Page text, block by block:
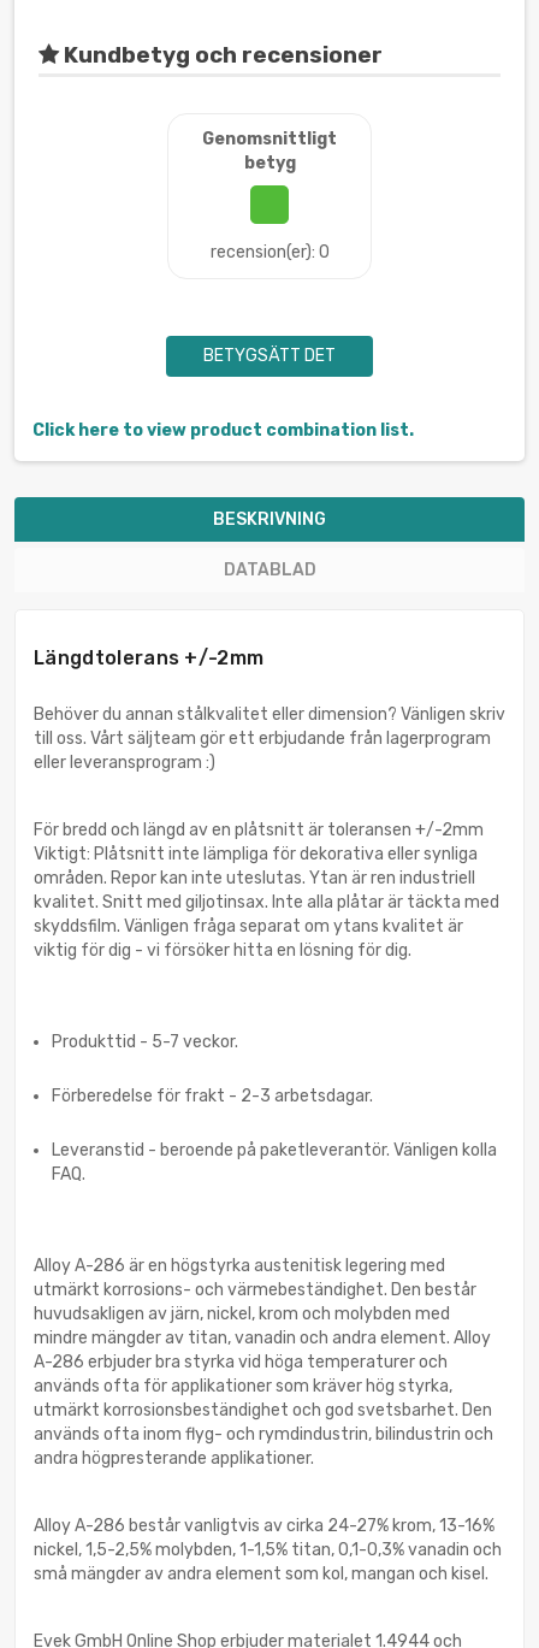
Kundbetyg och recensioner
Genomsnittligt
betyg
recension(er): 0
BETYGSÄTT DET
Click here to view product combination list.
BESKRIVNING
DATABLAD
Längdtolerans +/-2mm
Behöver du annan stålkvalitet eller dimension? Vänligen skriv
till oss. Vårt säljteam gör ett erbjudande från lagerprogram
eller leveransprogram :)
För bredd och längd av en plåtsnitt är toleransen +/-2mm
Viktigt: Plåtsnitt inte lämpliga för dekorativa eller synliga
områden. Repor kan inte uteslutas. Ytan är ren industriell
kvalitet. Snitt med giljotinsax. Inte alla plåtar är täckta med
skyddsfilm. Vänligen fråga separat om ytans kvalitet är
viktig för dig - vi försöker hitta en lösning för dig.
Produkttid - 5-7 veckor.
Förberedelse för frakt - 2-3 arbetsdagar.
Leveranstid - beroende på paketleverantör. Vänligen kolla
FAQ.
Alloy A-286 är en högstyrka austenitisk legering med
utmärkt korrosions- och värmebeständighet. Den består
huvudsakligen av järn, nickel, krom och molybden med
mindre mängder av titan, vanadin och andra element. Alloy
A-286 erbjuder bra styrka vid höga temperaturer och
används ofta för applikationer som kräver hög styrka,
utmärkt korrosionsbeständighet och god svetsbarhet. Den
används ofta inom flyg- och rymdindustrin, bilindustrin och
andra högpresterande applikationer.
Alloy A-286 består vanligtvis av cirka 24-27% krom, 13-16%
nickel, 1,5-2,5% molybden, 1-1,5% titan, 0,1-0,3% vanadin och
små mängder av andra element som kol, mangan och kisel.
Evek GmbH Online Shop erbjuder materialet 1.4944 och